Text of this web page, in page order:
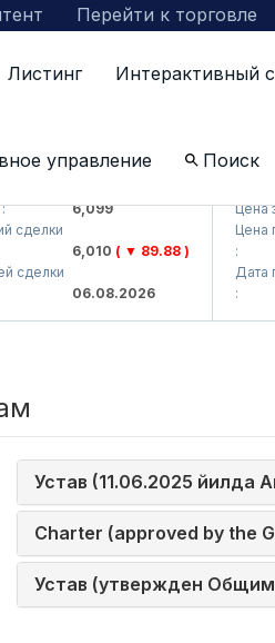
Перейти к торговле
Листинг Интерактивный
управление Поиск
6,099
6,010( ▼ 89.88 )
06.08.2026
Цена
Цена
Дата
Устав (11.06.2025 йилда
Charter (approved by the
Устав (утвержден Общим